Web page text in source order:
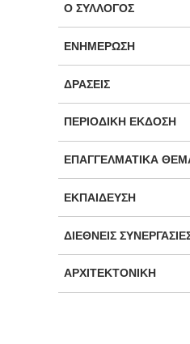
Ο ΣΎΛΛΟΓΟΣ
ΕΝΗΜΈΡΩΣΗ
ΔΡΆΣΕΙΣ
ΠΕΡΙΟΔΙΚΉ ΈΚΔΟΣΗ
ΕΠΑΓΓΕΛΜΑΤΙΚΆ
ΕΚΠΑΊΔΕΥΣΗ
ΔΙΕΘΝΕΊΣ
ΑΡΧΙΤΕΚΤΟΝΙΚΉ